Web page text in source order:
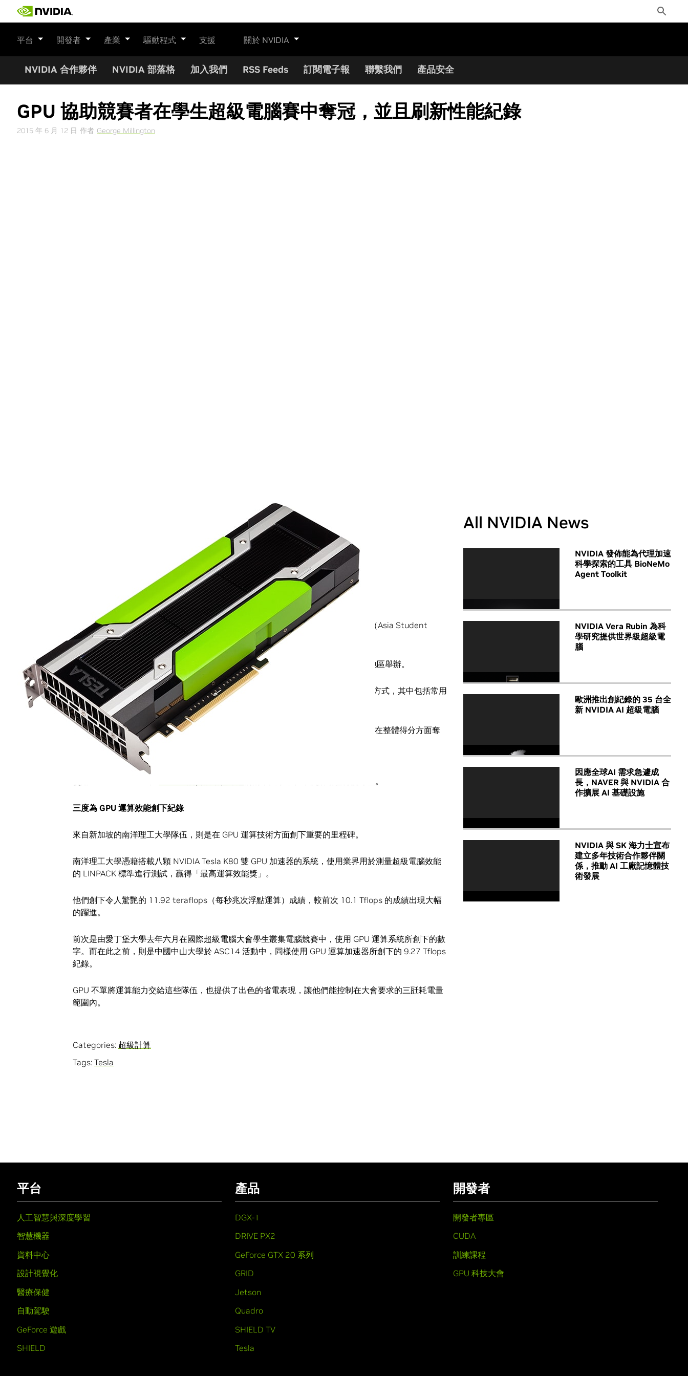
Toggle
Search
平台 開發者 產業 驅動程式 支援 關於 NVIDIA
NVIDIA 合作夥伴 NVIDIA 部落格 加入我們 RSS Feeds 訂閱電子報 聯繫我們 產品安全
GPU 協助競賽者在學生超級電腦賽中奪冠，並且刷新性能紀錄
2015 年 6 月 12 日 作者 George Millington
我們的 Tesla 加速運算平台再次協助參賽隊伍在大型國際學生超級電腦競賽裡奪冠。
同時，GPU 技術也協助另一支學生隊伍在超級電腦業界頂尖效能標準方面創下紀錄。
再次協助中國清華大學摘金
GPU 技術連續第三年在全球最大的超級電腦競賽活動「亞洲學生超級計算機競賽」（Asia Student
Supercomputer Challenge）裡，協助參賽隊伍奪冠。
今年有來自世界各地的152支隊伍參加，16支隊伍晉級決賽。這場競賽每年在亞洲地區舉辦。
日前在中國太原舉行的 ASC15 活動，採取在七項應用程式測試標準上一對一較勁的方式，其中包括常用
的科學應用程式，像是 NAMD、PALABOS 及 WRF-CHEM。
中國清華大學在旗艦級 Tesla 加速運算平台、Tesla K80 GPU 加速器的加持下，一舉在整體得分方面奪
下最高分。
的清華大學，在本次活動裡再度奪金。
三度為 GPU 運算效能創下紀錄
來自新加坡的南洋理工大學隊伍，則是在 GPU 運算技術方面創下重要的里程碑。
南洋理工大學憑藉搭載八顆 NVIDIA Tesla K80 雙 GPU 加速器的系統，使用業界用於測量超級電腦效能
的 LINPACK 標準進行測試，贏得「最高運算效能獎」。
他們創下令人驚艷的 11.92 teraflops（每秒兆次浮點運算）成績，較前次 10.1 Tflops 的成績出現大幅
的躍進。
前次是由愛丁堡大學去年六月在國際超級電腦大會學生叢集電腦競賽中，使用 GPU 運算系統所創下的數
字。而在此之前，則是中國中山大學於 ASC14 活動中，同樣使用 GPU 運算加速器所創下的 9.27 Tflops
紀錄。
GPU 不單將運算能力交給這些隊伍，也提供了出色的省電表現，讓他們能控制在大會要求的三瓩耗電量
範圍內。
Categories: 超級計算
Tags: Tesla
All NVIDIA News
NVIDIA 發佈能為代理加速
科學探索的工具 BioNeMo
Agent Toolkit
NVIDIA Vera Rubin 為科
學研究提供世界級超級電
腦
歐洲推出創紀錄的 35 台全
新 NVIDIA AI 超級電腦
因應全球AI 需求急遽成
長，NAVER 與 NVIDIA 合
作擴展 AI 基礎設施
NVIDIA 與 SK 海力士宣布
建立多年技術合作夥伴關
係，推動 AI 工廠記憶體技
術發展
平台
人工智慧與深度學習
智慧機器
資料中心
設計視覺化
醫療保健
自動駕駛
GeForce 遊戲
SHIELD
產品
DGX-1
DRIVE PX2
GeForce GTX 20 系列
GRID
Jetson
Quadro
SHIELD TV
Tesla
開發者
開發者專區
CUDA
訓練課程
GPU 科技大會